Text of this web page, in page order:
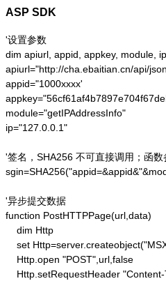
ASP SDK
'设置参数
dim apiurl, appid, appkey, module,
apiurl="http://cha.ebaitian.cn/api/
appid="1000xxxx'
module="getIPAddressInfo"
ip="127.0.0.1"
'签名，SHA256 不可直接调用；函
'异步提交数据
function PostHTTPPage(url,data)
    dim Http
set
    Http.open "POST",url,false
Http.setRequestHeader